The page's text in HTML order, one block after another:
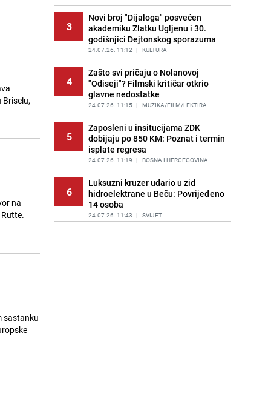
Briselu,
na
sastanku
14
Tuga potresla grad na Uni:
Preminula Lejla Muhić (39),
sugrađani u nevjerici
PRIJE 2 DANA | BOSNA I HERCEGOVINA
15
Borba trajala satima: Pogledajte
'grdosiju' od skoro tri metra koju su
braća izvukla iz mora
PRIJE 1 DAN | SVIJET
3
Novi broj "Dijaloga" posvećen
akademiku Zlatku Ugljenu i 30.
godišnjici Dejtonskog sporazuma
24.07.26. 11:12 | KULTURA
4
Zašto svi pričaju o Nolanovoj
"Odiseji"? Filmski kritičar otkrio
glavne nedostatke
24.07.26. 11:15 | MUZIKA/FILM/LEKTIRA
5
Zaposleni u insitucijama ZDK
dobijaju po 850 KM: Poznat i termin
isplate regresa
24.07.26. 11:19 | BOSNA I HERCEGOVINA
6
Luksuzni kruzer udario u zid
hidroelektrane u Beču: Povrijeđeno
14 osoba
24.07.26. 11:43 | SVIJET